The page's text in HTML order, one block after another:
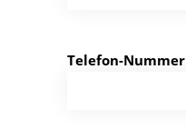
Telefon-Nummer